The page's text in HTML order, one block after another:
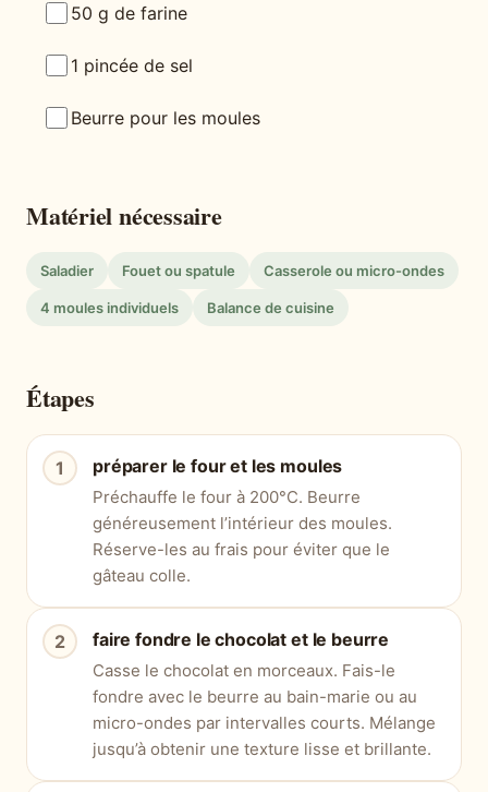
50 g de farine
1 pincée de sel
Beurre pour les moules
Matériel nécessaire
Saladier Fouet ou spatule Casserole ou micro-ondes
4 moules individuels Balance de cuisine
Étapes
préparer le four et les moules
Préchauffe le four à 200°C. Beurre
généreusement l’intérieur des moules.
Réserve-les au frais pour éviter que le
gâteau colle.
faire fondre le chocolat et le beurre
Casse le chocolat en morceaux. Fais-le
fondre avec le beurre au bain-marie ou au
micro-ondes par intervalles courts. Mélange
jusqu’à obtenir une texture lisse et brillante.